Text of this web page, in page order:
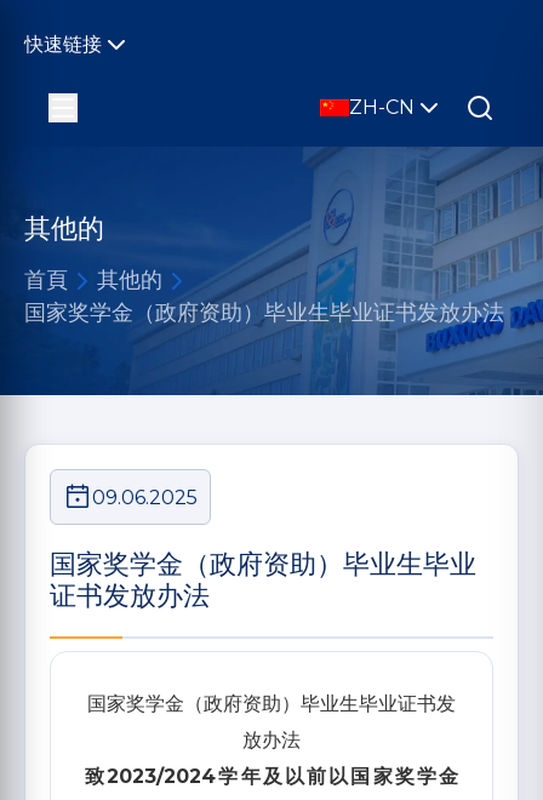
快速链接
ZH-CN
其他的
首頁
其他的
国家奖学金（政府资助）毕业生毕业证书发放办法
09.06.2025
国家奖学金（政府资助）毕业生毕业
证书发放办法
国家奖学金（政府资助）毕业生毕业证书发
放办法
致2023/2024学年及以前以国家奖学金